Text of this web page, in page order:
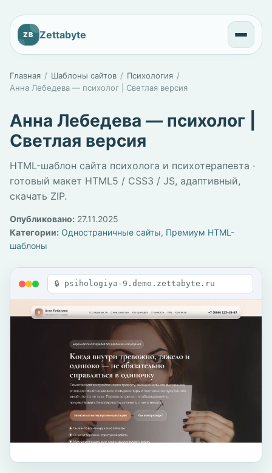
ZB Zettabyte
Главная Шаблоны сайтов
Психология
Анна Лебедева — психолог | Светлая версия
Анна Лебедева — психолог |
Светлая версия
HTML-шаблон сайта психолога и психотерапевта ·
готовый макет HTML5 / CSS3 / JS, адаптивный,
скачать ZIP.
Опубликовано: 27.11.2025
Категории: Одностраничные сайты, Премиум HTML-
шаблоны
🔒 psihologiya-9.demo.zettabyte.ru